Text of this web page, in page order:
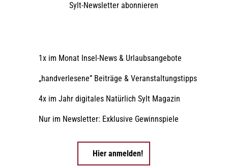
Sylt-Newsletter abonnieren
1x im Monat Insel-News & Urlaubsangebote
„handverlesene” Beiträge & Veranstaltungstipps
4x im Jahr digitales Natürlich Sylt Magazin
Nur im Newsletter: Exklusive Gewinnspiele
Hier anmelden!